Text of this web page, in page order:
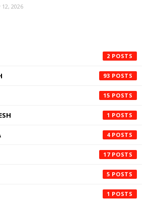
12, 2026
2
93
15
1
4
17
5
1